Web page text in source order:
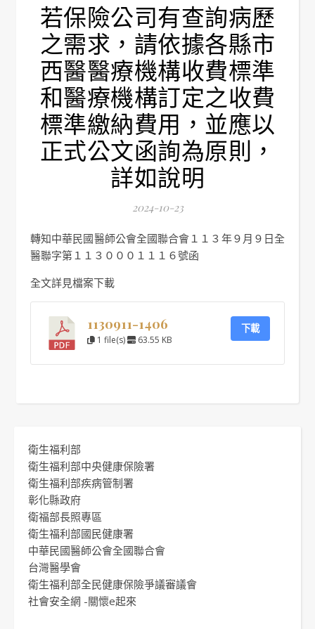
若保險公司有查詢病歷
之需求，請依據各縣市
西醫醫療機構收費標準
和醫療機構訂定之收費
標準繳納費用，並應以
正式公文函詢為原則，
詳如說明
2024-10-23
轉知中華民國醫師公會全國聯合會１１３年９月９日全
醫聯字第１１３０００１１１６號函
全文詳見檔案下載
1130911-1406
1 file(s) 63.55 KB
下載
衛生福利部
衛生福利部中央健康保險署
衛生福利部疾病管制署
彰化縣政府
衛福部長照專區
衛生福利部國民健康署
中華民國醫師公會全國聯合會
台灣醫學會
衛生福利部全民健康保險爭議審議會
社會安全網 -關懷e起來